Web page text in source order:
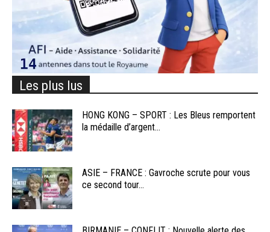
Les plus lus
HONG KONG – SPORT : Les Bleus remportent
la médaille d’argent...
ASIE – FRANCE : Gavroche scrute pour vous
ce second tour...